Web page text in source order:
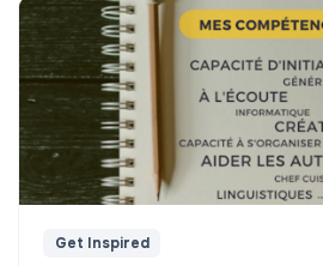
Get Inspired